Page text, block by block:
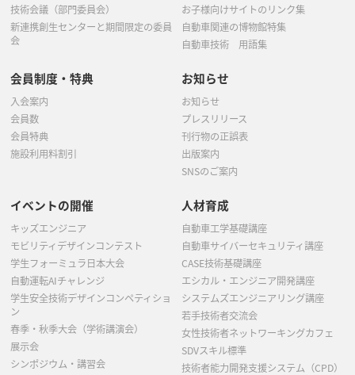
技術会議（部門委員会）
新連携創生センターと期間限定の委員
会
お子様向けサイトのリンク集
自動車関連の博物館特集
自動車技術 用語集
会員制度・特典
入会案内
会員数
会員特典
施設利用料割引
お知らせ
お知らせ
プレスリリース
刊行物の正誤表
出版案内
SNSのご案内
イベントの開催
キッズエンジニア
モビリティデザインコンテスト
学生フォーミュラ日本大会
自動運転AIチャレンジ
学生安全技術デザインコンペティショ
ン
春季・秋季大会（学術講演会）
展示会
シンポジウム・講習会
人材育成
自動車工学基礎講座
自動車サイバーセキュリティ講座
CASE技術基礎講座
エシカル・エンジニア開発講座
システムズエンジニアリング講座
若手技術者交流会
女性技術者ネットワーキングカフェ
SDVスキル標準
技術者能力開発支援システム（CPD）